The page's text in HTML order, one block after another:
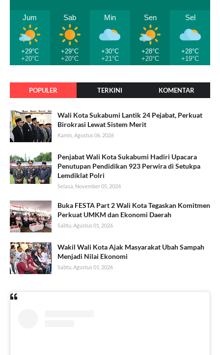
Jum
+29°C
+20°C
Sab
+29°C
+20°C
Min
+30°C
+21°C
Sen
+28°C
+20°C
Sel
+28°C
+19°C
POPULER TERKINI KOMENTAR
Wali Kota Sukabumi Lantik 24 Pejabat, Perkuat
Birokrasi Lewat Sistem Merit
Kamis, Agustus 06, 2026
Penjabat Wali Kota Sukabumi Hadiri Upacara
Penutupan Pendidikan 923 Perwira di Setukpa
Lemdiklat Polri
Selasa, November 05, 2024
Buka FESTA Part 2 Wali Kota Tegaskan Komitmen
Perkuat UMKM dan Ekonomi Daerah
Sabtu, Agustus 01, 2026
Wakil Wali Kota Ajak Masyarakat Ubah Sampah
Menjadi Nilai Ekonomi
Sabtu, Agustus 01, 2026